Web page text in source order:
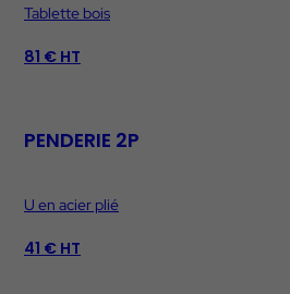
Tablette bois
81 € HT
PENDERIE 2P
U en acier plié
41 € HT